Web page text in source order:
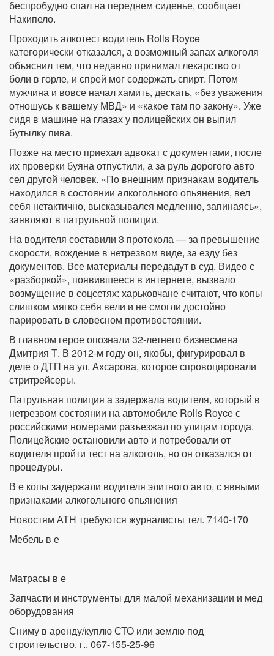
беспробудно спал на переднем сиденье, сообщает
Накипело.
Проходить алкотест водитель Rolls Royce
категорически отказался, а возможный запах алкоголя
объяснил тем, что недавно принимал лекарство от
боли в горле, и спрей мог содержать спирт. Потом
мужчина и вовсе начал хамить, дескать, «без уважения
отношусь к вашему МВД» и «какое там по закону». Уже
сидя в машине на глазах у полицейских он выпил
бутылку пива.
Позже на место приехал адвокат с документами, после
их проверки буяна отпустили, а за руль дорогого авто
сел другой человек. «По внешним признакам водитель
находился в состоянии алкогольного опьянения, вел
себя нетактично, высказывался медленно, запинаясь»,
заявляют в патрульной полиции.
На водителя составили 3 протокола — за превышение
скорости, вождение в нетрезвом виде, за езду без
документов. Все материалы передадут в суд. Видео с
«разборкой», появившееся в интернете, вызвало
возмущение в соцсетях: харьковчане считают, что копы
слишком мягко себя вели и не смогли достойно
парировать в словесном противостоянии.
В главном герое опознали 32-летнего бизнесмена
Дмитрия Т. В 2012-м году он, якобы, фигурировал в
деле о ДТП на ул. Ахсарова, которое спровоцировали
стритрейсеры.
Патрульная полиция а задержала водителя, который в
нетрезвом состоянии на автомобиле Rolls Royce с
российскими номерами разъезжал по улицам города.
Полицейские остановили авто и потребовали от
водителя пройти тест на алкоголь, но он отказался от
процедуры.
В е копы задержали водителя элитного авто, с явными
признаками алкогольного опьянения
Новостям АТН требуются журналисты тел. 7140-170
Мебель в е
Матрасы в е
Запчасти и инструменты для малой механизации и мед
оборудования
Сниму в аренду/куплю СТО или землю под
строительство. г.. 067-155-25-96